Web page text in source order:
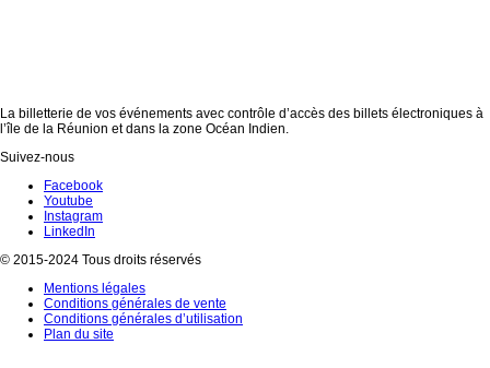
La billetterie de vos événements avec contrôle d’accès des billets électroniques à
l’île de la Réunion et dans la zone Océan Indien.
Suivez-nous
Facebook
Youtube
Instagram
LinkedIn
© 2015-2024 Tous droits réservés
Mentions légales
Conditions générales de vente
Conditions générales d’utilisation
Plan du site